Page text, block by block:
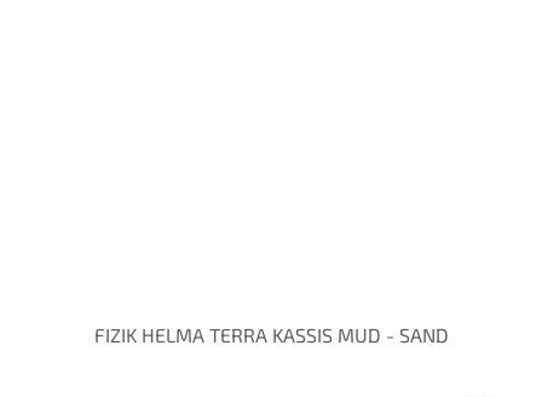
FIZIK HELMA TERRA KASSIS MUD - SAND